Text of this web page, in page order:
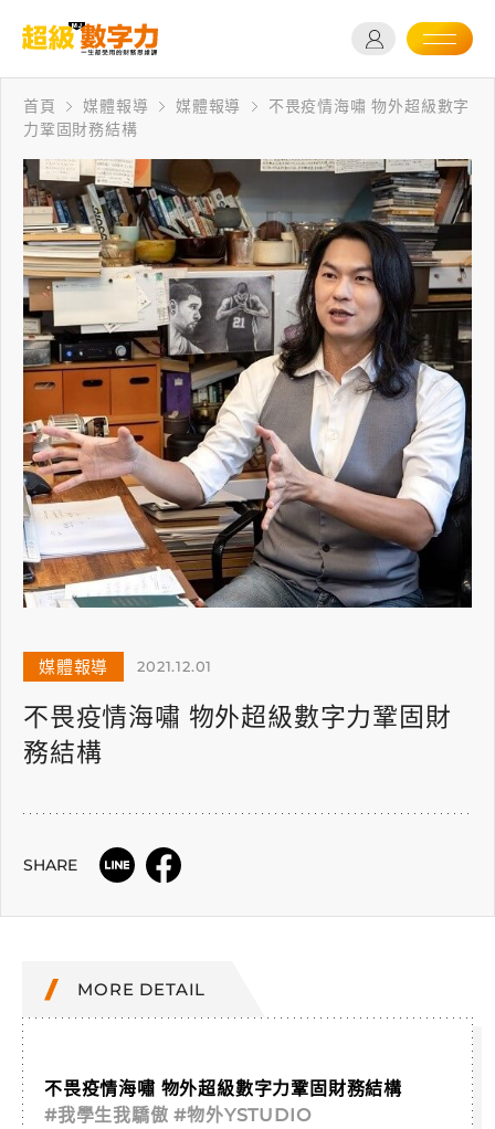
首頁 媒體報導 媒體報導
不畏疫情海嘯 物外超級數字
力鞏固財務結構
媒體報導 2021.12.01
不畏疫情海嘯 物外超級數字力鞏固財
務結構
SHARE
MORE DETAIL
不畏疫情海嘯 物外超級數字力鞏固財務結構
#我學生我驕傲 #物外YSTUDIO